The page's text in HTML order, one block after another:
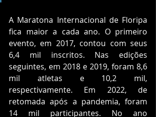
A Maratona Internacional de Floripa
fica maior a cada ano. O primeiro
evento, em 2017, contou com seus
6,4 mil inscritos. Nas edições
seguintes, em 2018 e 2019, foram 8,6
mil atletas e 10,2 mil,
respectivamente. Em 2022, de
retomada após a pandemia, foram
14 mil participantes. No ano